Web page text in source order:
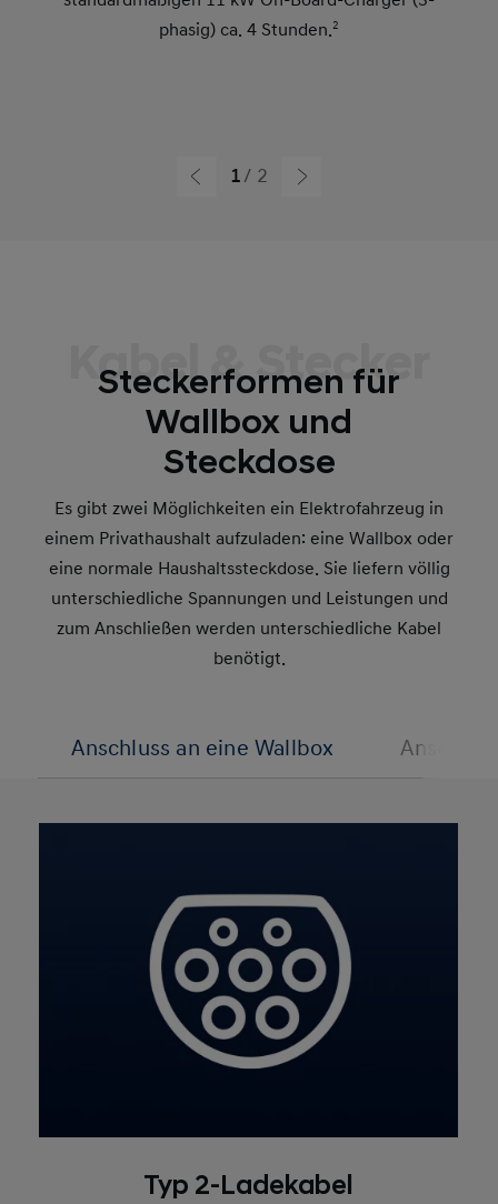
phasig) ca. 4 Stunden.2
1 2
Kabel & Stecker
Steckerformen für
Wallbox und
Steckdose
Es gibt zwei Möglichkeiten ein Elektrofahrzeug in
einem Privathaushalt aufzuladen: eine Wallbox oder
eine normale Haushaltssteckdose. Sie liefern völlig
unterschiedliche Spannungen und Leistungen und
zum Anschließen werden unterschiedliche Kabel
benötigt.
Anschluss an eine Wallbox
Typ 2-Ladekabel